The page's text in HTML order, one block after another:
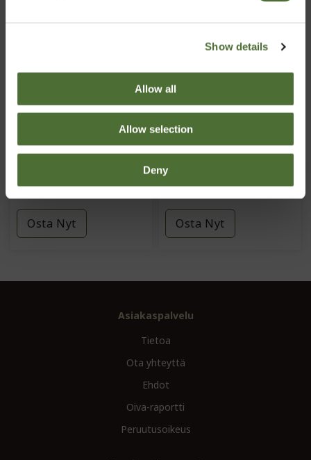
Show details
Allow all
Allow selection
Deny
NeoLifeShake Rich
82,00/kpl
Osta Nyt
NeoLifeTea,
yrttiteesekoitus
TUOTENRO: 920
44,20/kpl
Osta Nyt
Asiakaspalvelu
Tietoa
Ota yhteyttä
Ehdot
Oiva-raportti
Peruutusoikeus